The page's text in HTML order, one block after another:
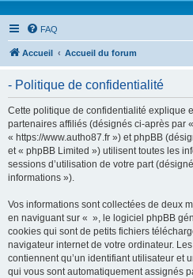
FAQ
Accueil Accueil du forum
- Politique de confidentialité
Cette politique de confidentialité explique
partenaires affiliés (désignés ci-après par
« https://www.autho87.fr ») et phpBB
et « phpBB Limited ») utilisent toutes les
sessions d’utilisation de votre part
informations »).
Vos informations sont collectées de deux
en naviguant sur « », le logiciel phpBB
cookies qui sont de petits fichiers
navigateur internet de votre ordinateur.
contiennent qu’un identifiant utilisateur et
qui vous sont automatiquement assignés